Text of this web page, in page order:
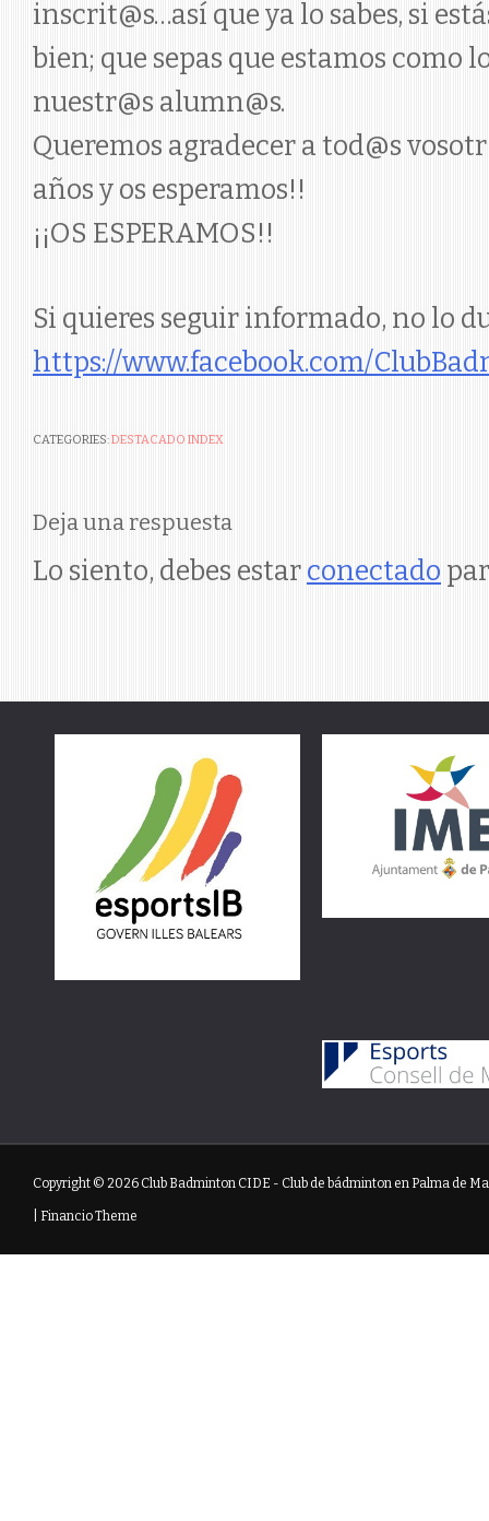
inscrit@s…así que ya lo sabes, si
bien; que sepas que estamos
nuestr@s alumn@s.
Queremos agradecer a tod@s
años y os esperamos!!
¡¡OS ESPERAMOS!!
Si quieres seguir informado, no lo
https://www.facebook.com/
CATEGORIES:DESTACADO INDEX
Deja una respuesta
Lo siento, debes estar conectado
Copyright © 2026 Club Badminton CIDE - Club de bádminton en Palma de
Financio Theme